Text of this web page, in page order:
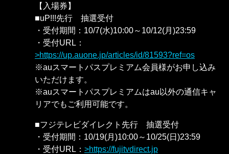
【入場券】
■uP!!!先行 抽選受付
・受付期間：10/7(水)10:00～10/12(月)23:59
・受付URL：
https://up.auone.jp/articles/id/81593?ref=os
※auスマートパスプレミアム会員様がお申し込み
いただけます。
※auスマートパスプレミアムはau以外の通信キャ
リアでもご利用可能です。
■フジテレビダイレクト先行 抽選受付
・受付期間：10/19(月)10:00～10/25(日)23:59
・受付URL：
https://fujitvdirect.jp